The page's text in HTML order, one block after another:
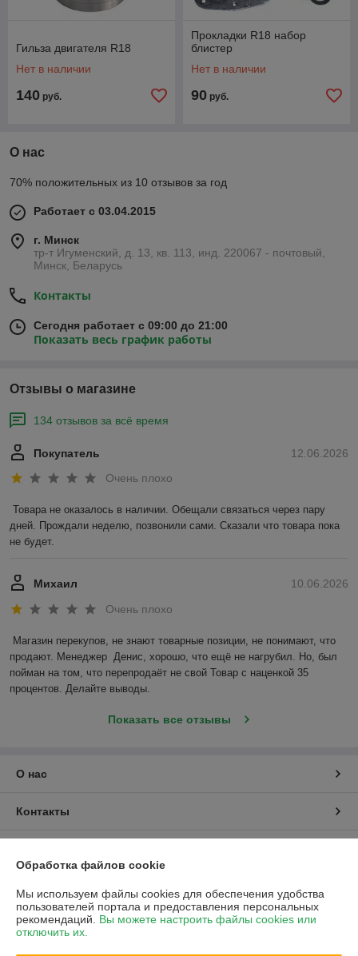
Гильза двигателя R18
Нет в наличии
140 руб.
Прокладки R18 набор
блистер
Нет в наличии
90 руб.
О нас
70% положительных из 10 отзывов за год
Работает с 03.04.2015
г. Минск
тр-т Игуменский, д. 13, кв. 113, инд. 220067 - почтовый,
Минск, Беларусь
Контакты
Сегодня работает с 09:00 до 21:00
Показать весь график работы
Отзывы о магазине
134 отзывов за всё время
12.06.2026
Покупатель
Очень плохо
Товара не оказалось в наличии. Обещали связаться через пару
дней. Прождали неделю, позвонили сами. Сказали что товара пока
не будет.
10.06.2026
Михаил
Очень плохо
Магазин перекупов, не знают товарные позиции, не понимают, что
продают. Менеджер  Денис, хорошо, что ещё не нагрубил. Но, был
пойман на том, что перепродаёт не свой Товар с наценкой 35
процентов. Делайте выводы.
Показать все отзывы
О нас
Контакты
Полная версия сайта
Обработка файлов cookie
Мы используем файлы cookies для обеспечения удобства
пользователей портала и предоставления персональных
рекомендаций. Вы можете настроить файлы cookies или
отключить их.